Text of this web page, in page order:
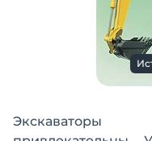
Экскаваторы